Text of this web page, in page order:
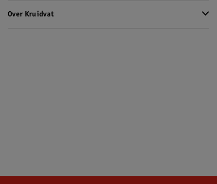
Over Kruidvat